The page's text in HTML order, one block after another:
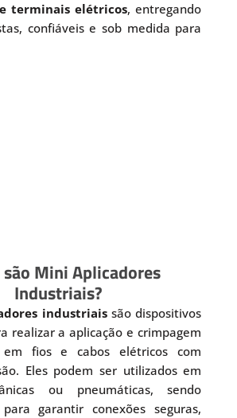
terminais elétricos, entregando
confiáveis e sob medida para
são Mini Aplicadores
Industriais?
industriaissão dispositivos
realizar a aplicação e crimpagem
fios e cabos elétricos com
Eles podem ser utilizados em
ou pneumáticas, sendo
garantir conexões seguras,